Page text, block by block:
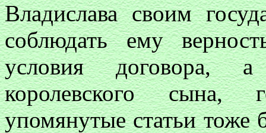
Владислава своим
соблюдать ему
условия договора,
королевского сына,
упомянутые статьи тоже